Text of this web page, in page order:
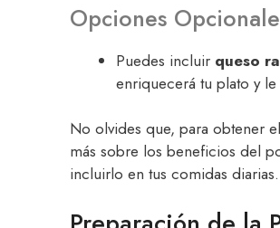
Opciones
Puedes incluir queso
enriquecerá tu plato y
No olvides que, para obtener
más sobre los beneficios del
incluirlo en tus comidas